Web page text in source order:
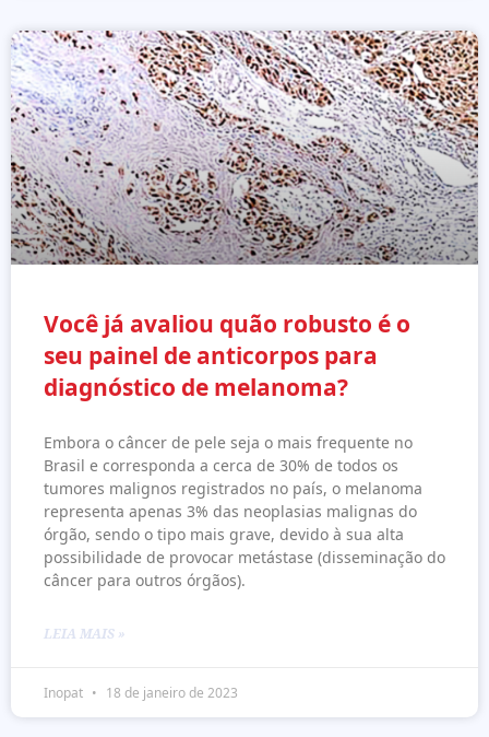
Você já avaliou quão robusto é o
seu painel de anticorpos para
diagnóstico de melanoma?
Embora o câncer de pele seja o mais frequente no
Brasil e corresponda a cerca de 30% de todos os
tumores malignos registrados no país, o melanoma
representa apenas 3% das neoplasias malignas do
órgão, sendo o tipo mais grave, devido à sua alta
possibilidade de provocar metástase (disseminação do
câncer para outros órgãos).
LEIA MAIS »
Inopat 18 de janeiro de 2023